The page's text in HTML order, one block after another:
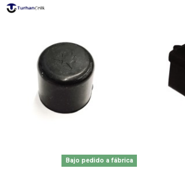
Bajo pedido a fábrica